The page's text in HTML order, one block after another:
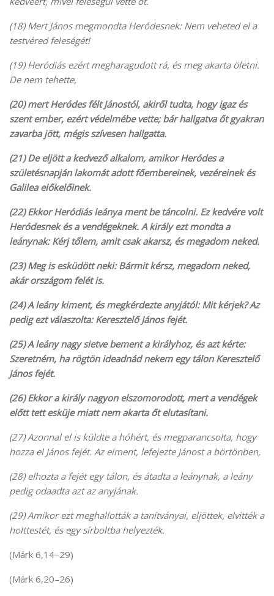
(18) Mert János megmondta Heródesnek: Nem veheted el a
testvéred feleségét!
(19) Heródiás ezért megharagudott rá, és meg akarta öletni.
De nem tehette,
(20) mert Heródes félt Jánostól, akiről tudta, hogy igaz és
szent ember, ezért védelmébe vette; bár hallgatva őt gyakran
zavarba jött, mégis szívesen hallgatta.
(21) De eljött a kedvező alkalom, amikor Heródes a
születésnapján lakomát adott főembereinek, vezéreinek és
Galilea előkelőinek.
(22) Ekkor Heródiás leánya ment be táncolni. Ez kedvére volt
Heródesnek és a vendégeknek. A király ezt mondta a
leánynak: Kérj tőlem, amit csak akarsz, és megadom neked.
(23) Meg is esküdött neki: Bármit kérsz, megadom neked,
akár országom felét is.
(24) A leány kiment, és megkérdezte anyjától: Mit kérjek? Az
pedig ezt válaszolta: Keresztelő János fejét.
(25) A leány nagy sietve bement a királyhoz, és azt kérte:
Szeretném, ha rögtön ideadnád nekem egy tálon Keresztelő
János fejét.
(26) Ekkor a király nagyon elszomorodott, mert a vendégek
előtt tett esküje miatt nem akarta őt elutasítani.
(27) Azonnal el is küldte a hóhért, és megparancsolta, hogy
hozza el János fejét. Az elment, lefejezte Jánost a börtönben,
(28) elhozta a fejét egy tálon, és átadta a leánynak, a leány
pedig odaadta azt az anyjának.
(29) Amikor ezt meghallották a tanítványai, eljöttek, elvitték a
holttestét, és egy sírboltba helyezték.
(Márk 6,14–29)
(Márk 6,20–26)